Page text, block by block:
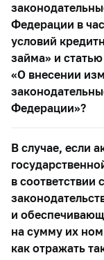
Федерации в
условий
займа» и
«О внесении
Федерации»?
В случае, если
в
и
на сумму их
как отражать